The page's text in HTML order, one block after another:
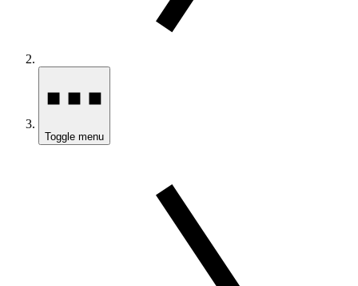
Toggle menu